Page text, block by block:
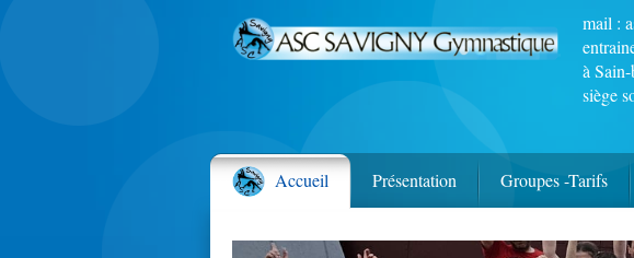
mail :
à
siège
Accueil Présentation Groupes -Tarifs